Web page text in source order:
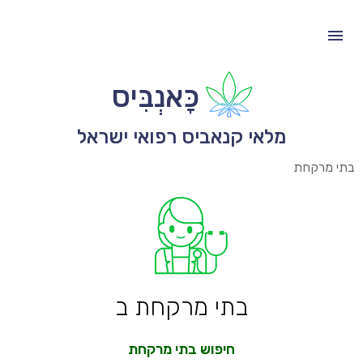
כָּאנְבִּיס
מלאי קנאביס רפואי ישראל
בתי מרקחת
בתי מרקחת ב
חיפוש בתי מרקחת